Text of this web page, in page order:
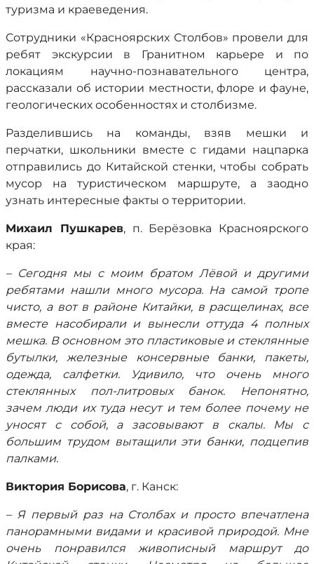
туризма и краеведения.
Сотрудники «Красноярских Столбов» провели для
ребят экскурсии в Гранитном карьере и по
локациям научно-познавательного центра,
рассказали об истории местности, флоре и фауне,
геологических особенностях и столбизме.
Разделившись на команды, взяв мешки и
перчатки, школьники вместе с гидами нацпарка
отправились до Китайской стенки, чтобы собрать
мусор на туристическом маршруте, а заодно
узнать интересные факты о территории.
Михаил Пушкарев, п. Берёзовка Красноярского
края:
– Сегодня мы с моим братом Лёвой и другими
ребятами нашли много мусора. На самой тропе
чисто, а вот в районе Китайки, в расщелинах, все
вместе насобирали и вынесли оттуда 4 полных
мешка. В основном это пластиковые и стеклянные
бутылки, железные консервные банки, пакеты,
одежда, салфетки. Удивило, что очень много
стеклянных пол-литровых банок. Непонятно,
зачем люди их туда несут и тем более почему не
уносят с собой, а засовывают в скалы. Мы с
большим трудом вытащили эти банки, подцепив
палками.
Виктория Борисова, г. Канск:
– Я первый раз на Столбах и просто впечатлена
панорамными видами и красивой природой. Мне
очень понравился живописный маршрут до